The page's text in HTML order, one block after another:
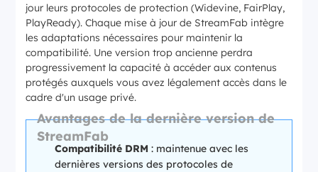
jour leurs protocoles de protection (Widevine, FairPlay,
PlayReady). Chaque mise à jour de StreamFab intègre
les adaptations nécessaires pour maintenir la
compatibilité. Une version trop ancienne perdra
progressivement la capacité à accéder aux contenus
protégés auxquels vous avez légalement accès dans le
cadre d'un usage privé.
Avantages de la dernière version de
StreamFab
Compatibilité DRM : maintenue avec les
dernières versions des protocoles de